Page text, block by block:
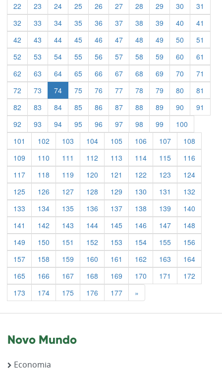
22 23 24 25 26 27 28 29 30
31
32
33 34 35 36 37 38 39 40
41
42
43 44 45 46 47 48 49 50
51
52
53 54 55 56 57 58 59 60
61
62
63 64 65 66 67 68 69 70
71
72
73 74 75 76 77 78 79 80
81
82
83 84 85 86 87 88 89 90
91
92
93 94 95 96 97 98 99
100
101
102 103 104 105 106 107
108
109
110 111 112 113 114 115
116
117
118 119 120 121 122 123
124
125
126 127 128 129 130 131
132
133
134 135 136 137 138 139
140
141
142 143 144 145 146 147
148
149
150 151 152 153 154 155
156
157
158 159 160 161 162 163
164
165
166 167 168 169 170 171
172
173
174 175 176 177 »
Novo Mundo
Economia